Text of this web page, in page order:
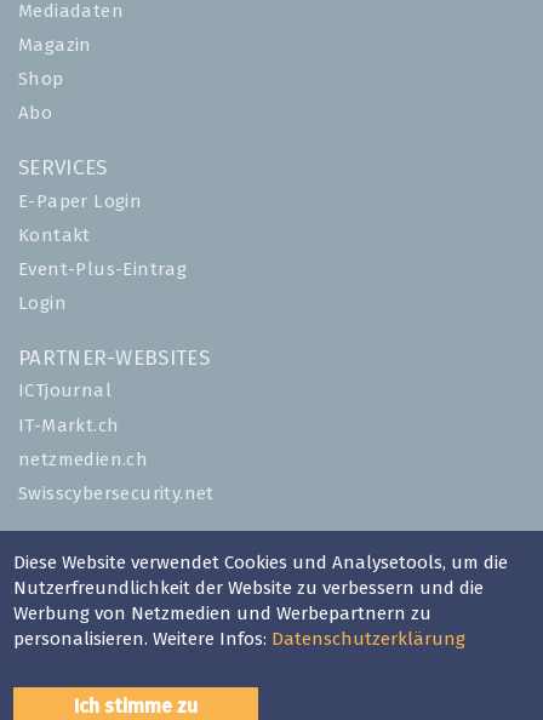
Mediadaten
Magazin
Shop
Abo
SERVICES
E-Paper Login
Kontakt
Event-Plus-Eintrag
Login
PARTNER-WEBSITES
ICTjournal
IT-Markt.ch
netzmedien.ch
Swisscybersecurity.net
Impressum
AGB
Nutzungsbestimmungen
Datenschutzerklärung
Diese Website verwendet Cookies und Analysetools, um die
Nutzerfreundlichkeit der Website zu verbessern und die
Werbung von Netzmedien und Werbepartnern zu
personalisieren. Weitere Infos: Datenschutzerklärung
Ich stimme zu